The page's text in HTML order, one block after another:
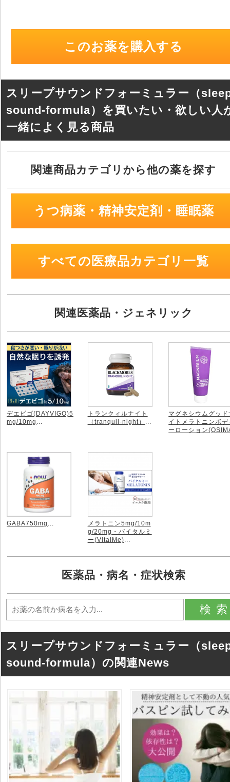
e
b
o
k
n
a
このお薬を購入する
スリープサウンドフォーミュラー（
sound-formula）を買いたい・欲しい人
一緒によく見る商品
関連商品カテゴリから他の薬を探す
うつ病薬・精神安定剤・睡眠薬
すべての医療品カテゴリ一覧
関連医薬品・ジェネリック
デエビゴ(DAYVIGO)5
mg/10mg
トランクィルナイト
（tranquil-night）
マグネシウムグッド
イトメラトニンボデ
ーローション
GABA750mg
メラトニン5mg/10m
g/20mg・バイタルミ
ー(VitalMe)
医薬品・病名・症状検索
検
スリープサウンドフォーミュラー（
sound-formula）の関連News